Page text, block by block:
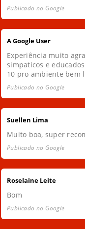
Publicado no Google
A Google User
Experiência muito
simpaticos e
10 pro ambiente bem
Publicado no Google
Suellen Lima
Muito boa, super
Publicado no Google
Roselaine Leite
Bom
Publicado no Google